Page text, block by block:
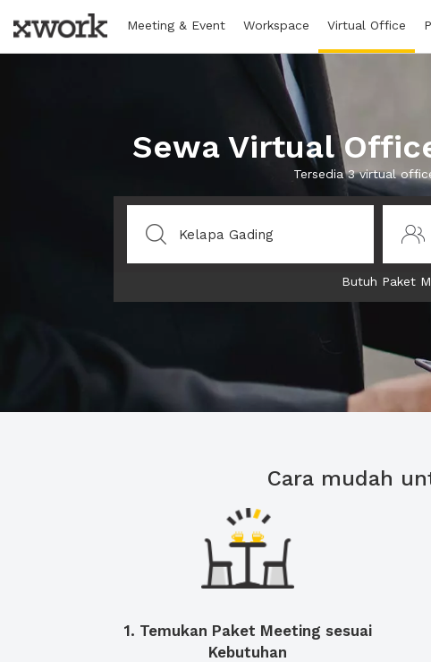
Meeting & Event Workspace Virtual Office
Sewa Virtual
Tersedia 3 virtual
Butuh Paket
Cara mudah
1. Temukan Paket Meeting sesuai
Kebutuhan